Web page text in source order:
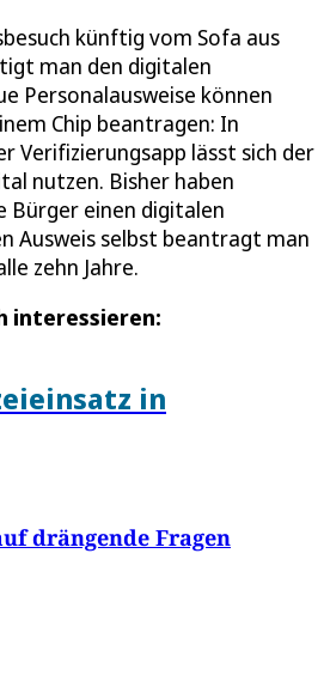
künftig vom Sofa aus
man den digitalen
Personalausweise können
Chip beantragen: In
Verifizierungsapp lässt sich der
nutzen. Bisher haben
Bürger einen digitalen
Ausweis selbst beantragt man
zehn Jahre.
interessieren:
in
drängende Fragen